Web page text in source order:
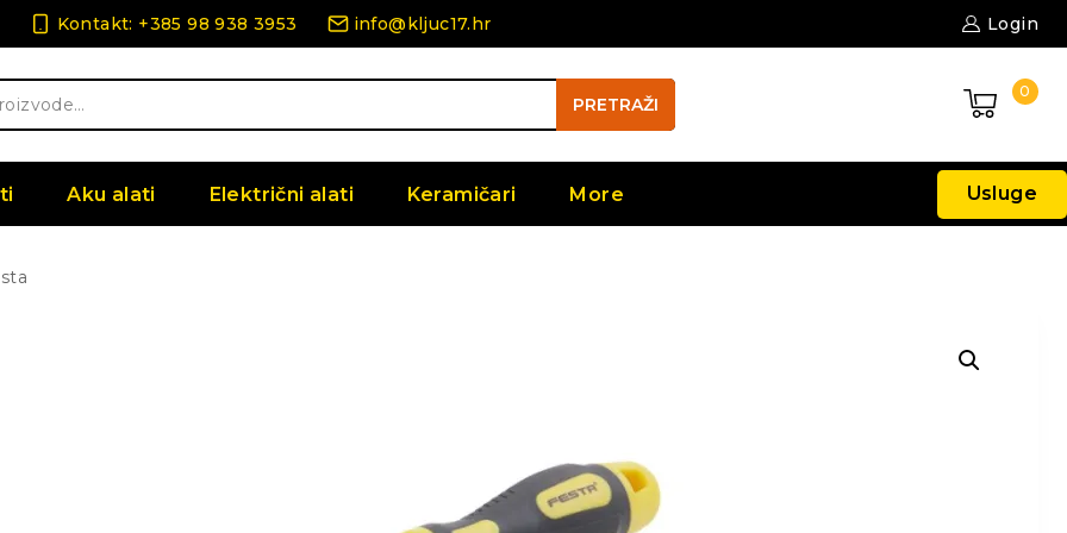
Kontakt: +385 98 938 3953 info@kljuc17.hr Login
PRETRAŽI
0
Aku alati Električni alati Keramičari More Usluge